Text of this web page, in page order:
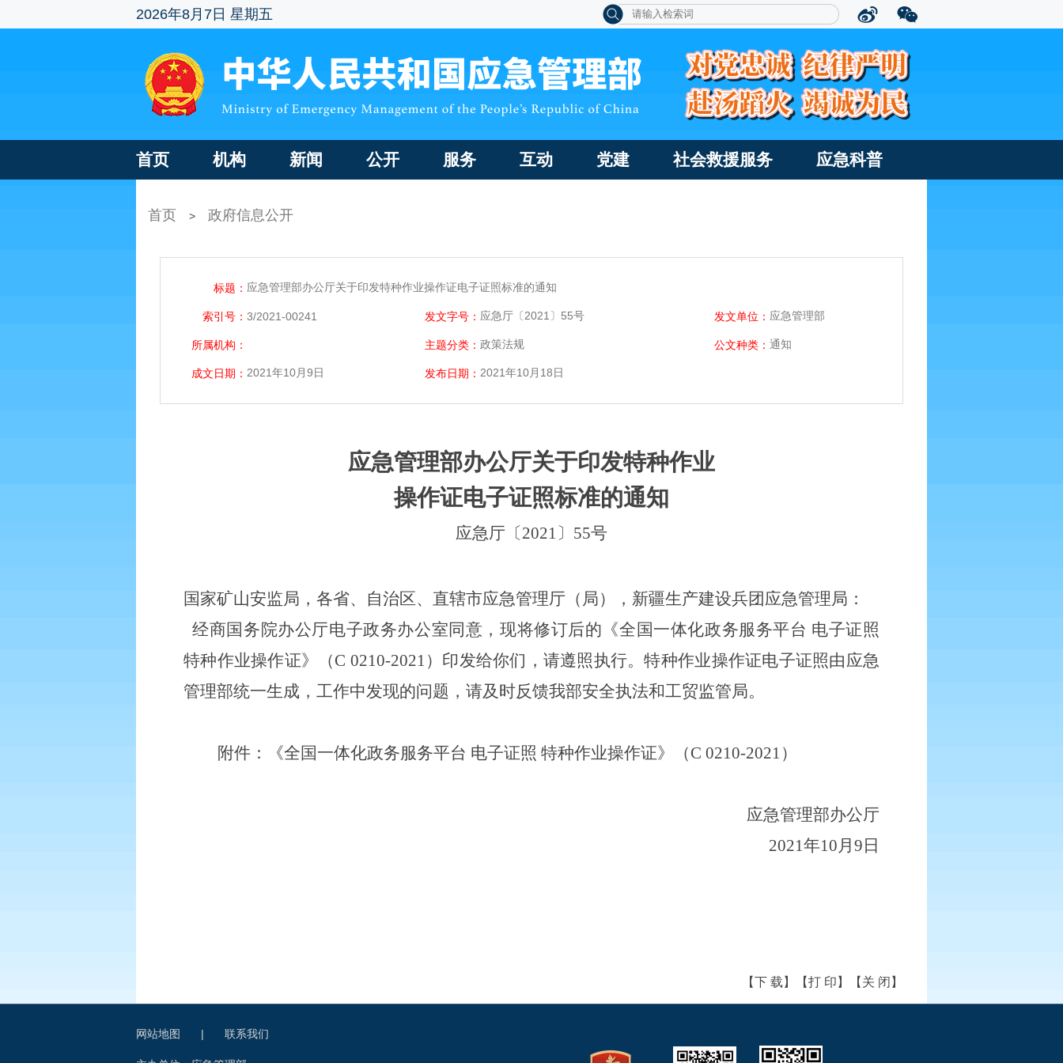
2026年8月7日 星期五
首页 机构 新闻 公开 服务 互动 党建 社会救援服务 应急科普
首页 > 政府信息公开
标题： 应急管理部办公厅关于印发特种作业操作证电子证照标准的通知
索引号： 3/2021-00241 发文字号： 应急厅〔2021〕55号 发文单位： 应急管理部
所属机构： 主题分类： 政策法规 公文种类： 通知
成文日期： 2021年10月9日 发布日期： 2021年10月18日
应急管理部办公厅关于印发特种作业
操作证电子证照标准的通知
应急厅〔2021〕55号
国家矿山安监局，各省、自治区、直辖市应急管理厅（局），新疆生产建设兵团应急管理局：
经商国务院办公厅电子政务办公室同意，现将修订后的《全国一体化政务服务平台 电子证照
特种作业操作证》（C 0210-2021） 印发给你们，请遵照执行。特种作业操作证电子证照由应急
管理部统一生成，工作中发现的问题，请及时反馈我部安全执法和工贸监管局。
附件： 《全国一体化政务服务平台 电子证照 特种作业操作证》（C 0210-2021）
应急管理部办公厅
2021年10月9日
【下 载】 【打 印】 【关 闭】
网站地图 | 联系我们